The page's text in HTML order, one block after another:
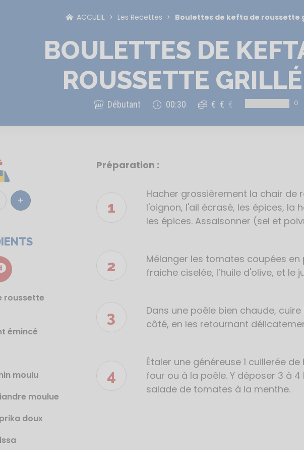
ACCUEIL Les Recettes Boulettes de kefta de roussette
BOULETTES DE
ROUSSETTE
Débutant 00:30 € € € 0
Augmenter
roussette
émincé
moulu
moulue
doux
Étapes
Préparation :
Hacher grossièrement la chair de
l'oignon, l'ail écrasé, les épices, la
les épices. Assaisonner (sel et
Mélanger les tomates coupées en
fraiche ciselée, l’huile d'olive, et le
Dans une poêle bien chaude,
côté, en les retournant
Étaler une généreuse 1 cuillerée
four ou à la poêle. Y déposer 3 à
salade de tomates à la menthe.